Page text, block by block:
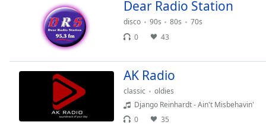
Font
Dear Radio Station
disco 90s 80s
70s
0
43
AK Radio
classic
oldies
Django Reinhardt - Ain't Misbehavin'
0
35